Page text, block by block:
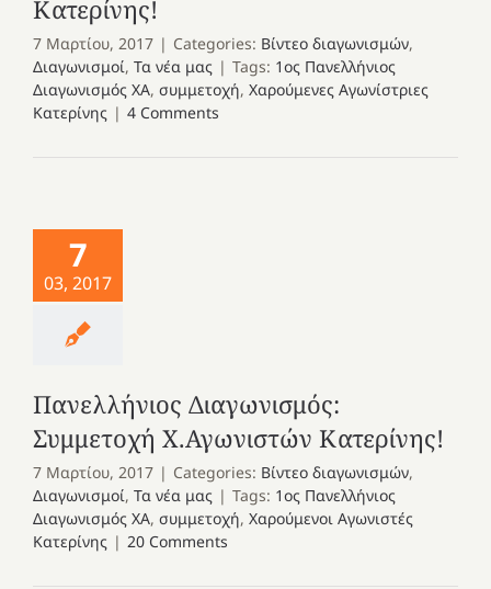
Κατερίνης!
7 Μαρτίου, 2017 | Categories: Βίντεο διαγωνισμών,
Διαγωνισμοί, Τα νέα μας | Tags: 1ος Πανελλήνιος
Διαγωνισμός ΧΑ, συμμετοχή, Χαρούμενες Αγωνίστριες
Κατερίνης | 4 Comments
7
03, 2017
Πανελλήνιος Διαγωνισμός:
Συμμετοχή Χ.Αγωνιστών Κατερίνης!
7 Μαρτίου, 2017 | Categories: Βίντεο διαγωνισμών,
Διαγωνισμοί, Τα νέα μας | Tags: 1ος Πανελλήνιος
Διαγωνισμός ΧΑ, συμμετοχή, Χαρούμενοι Αγωνιστές
Κατερίνης | 20 Comments